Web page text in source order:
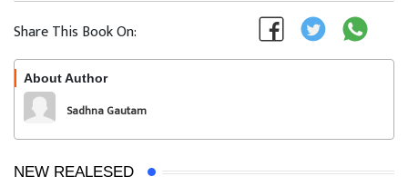
Share This Book On:
About Author
Sadhna Gautam
NEW REALESED